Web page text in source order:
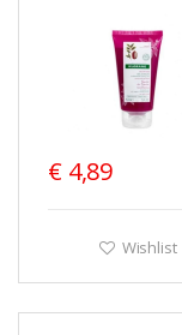
€ 4,89
Wishlist